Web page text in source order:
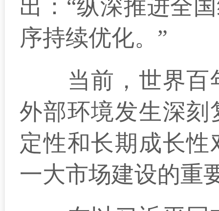
出：“纵深推进全
序持续优化。”
当前，世界百
外部环境发生深
定性和长期成长
一大市场建设的重